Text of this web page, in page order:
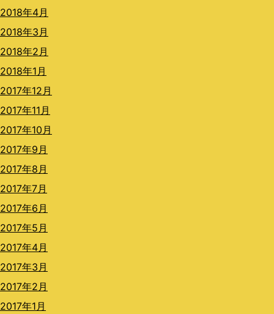
2018年4月
2018年3月
2018年2月
2018年1月
2017年12月
2017年11月
2017年10月
2017年9月
2017年8月
2017年7月
2017年6月
2017年5月
2017年4月
2017年3月
2017年2月
2017年1月